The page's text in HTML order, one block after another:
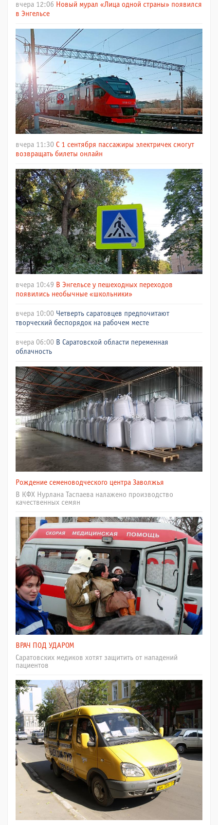
вчера 12:06 Новый мурал «Лица одной страны» появился
в Энгельсе
вчера 11:30 С 1 сентября пассажиры электричек смогут
возвращать билеты онлайн
вчера 10:49 В Энгельсе у пешеходных переходов
появились необычные «школьники»
вчера 10:00 Четверть саратовцев предпочитают
творческий беспорядок на рабочем месте
вчера 06:00 В Саратовской области переменная
облачность
Рождение семеноводческого центра Заволжья
В КФХ Нурлана Таспаева налажено производство
качественных семян
ВРАЧ ПОД УДАРОМ
Саратовских медиков хотят защитить от нападений
пациентов